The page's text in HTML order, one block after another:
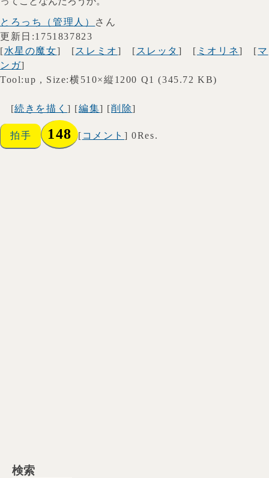
とろっち（管理人） さん
更新日:1751837823
[水星の魔女] [スレミオ] [ スレッタ] [ ミオリネ] [マ
ンガ]
Tool:up , Size:横510×縦1200 Q1 (345.72 KB)
[続きを描く] [編集] [削除]
拍手 148 [ コメント] 0Res.
検索